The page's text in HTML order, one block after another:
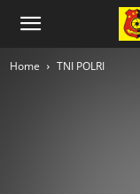
Home TNI POLRI